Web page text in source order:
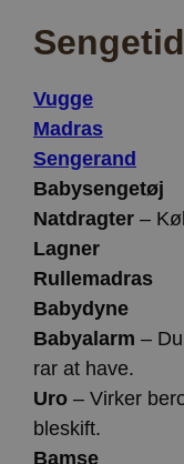
Sengetid
Vugge
Madras
Sengerand
Babysengetøj
Natdragter –
Lagner
Rullemadras
Babydyne
Babyalarm –
rar at have.
Uro – Virker
bleskift.
Bamse